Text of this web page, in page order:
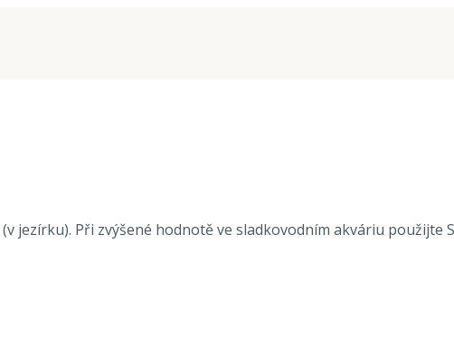
Při zvýšené hodnotě ve sladkovodním akváriu